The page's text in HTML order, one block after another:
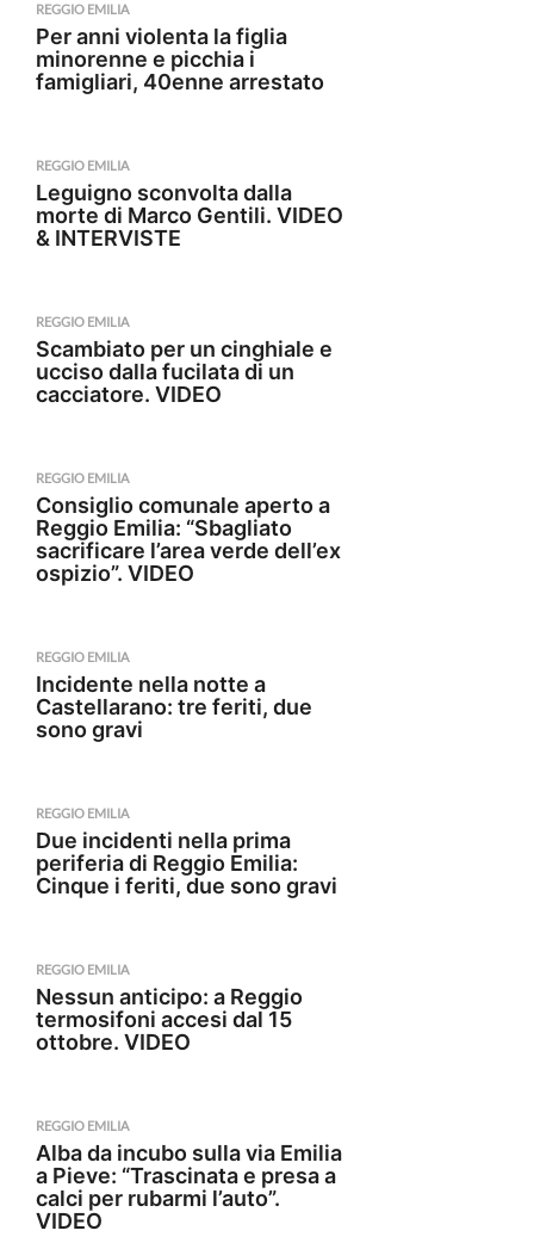
REGGIO EMILIA
Per anni violenta la figlia
minorenne e picchia i
famigliari, 40enne arrestato
REGGIO EMILIA
Leguigno sconvolta dalla
morte di Marco Gentili. VIDEO
& INTERVISTE
REGGIO EMILIA
Scambiato per un cinghiale e
ucciso dalla fucilata di un
cacciatore. VIDEO
REGGIO EMILIA
Consiglio comunale aperto a
Reggio Emilia: “Sbagliato
sacrificare l’area verde dell’ex
ospizio”. VIDEO
REGGIO EMILIA
Incidente nella notte a
Castellarano: tre feriti, due
sono gravi
REGGIO EMILIA
Due incidenti nella prima
periferia di Reggio Emilia:
Cinque i feriti, due sono gravi
REGGIO EMILIA
Nessun anticipo: a Reggio
termosifoni accesi dal 15
ottobre. VIDEO
REGGIO EMILIA
Alba da incubo sulla via Emilia
a Pieve: “Trascinata e presa a
calci per rubarmi l’auto”.
VIDEO